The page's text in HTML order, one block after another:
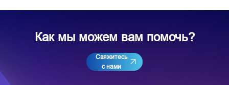
Как мы можем вам помочь?
Свяжитесь
с нами